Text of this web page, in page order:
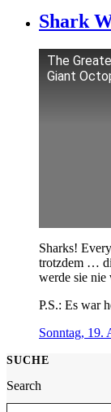
Shark
The
Giant
Sharks!
trotzdem …
werde sie nie
P.S.: Es war
Sonntag, 19.
SUCHE
Search